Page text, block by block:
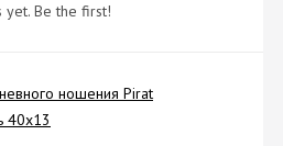
yet. Be the first!
ношения Pirat
40х13